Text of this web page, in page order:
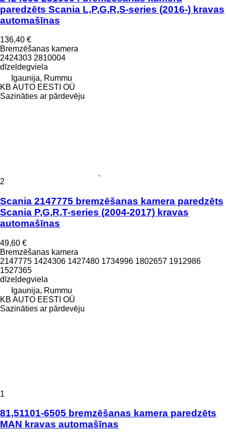
paredzēts Scania L,P,G,R,S-series (2016-) kravas
automašīnas
136,40 €
Bremzēšanas kamera
2424303 2810004
dīzeļdegviela
Igaunija, Rummu
KB AUTO EESTI OÜ
Sazināties ar pārdevēju
2
Scania 2147775 bremzēšanas kamera paredzēts
Scania P,G,R,T-series (2004-2017) kravas
automašīnas
49,60 €
Bremzēšanas kamera
2147775 1424306 1427480 1734996 1802657 1912986
1527365
dīzeļdegviela
Igaunija, Rummu
KB AUTO EESTI OÜ
Sazināties ar pārdevēju
1
81,51101-6505 bremzēšanas kamera paredzēts
MAN kravas automašīnas